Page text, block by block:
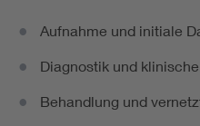
Aufnahme und initiale
Diagnostik und
Behandlung und